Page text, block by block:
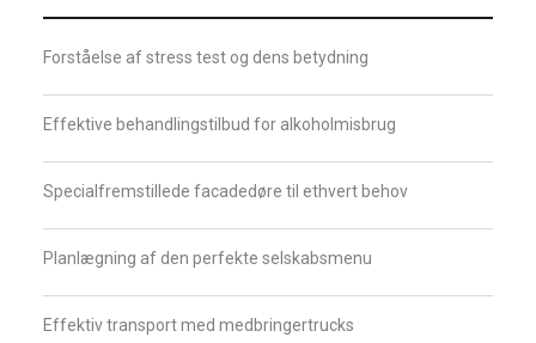
Forståelse af stress test og dens betydning
Effektive behandlingstilbud for alkoholmisbrug
Specialfremstillede facadedøre til ethvert behov
Planlægning af den perfekte selskabsmenu
Effektiv transport med medbringertrucks